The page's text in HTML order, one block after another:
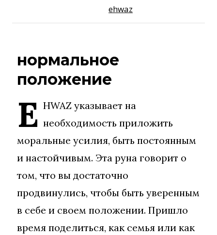
ehwaz
нормальное
положение
E HWAZ указывает на
необходимость приложить
моральные усилия, быть постоянным
и настойчивым. Эта руна говорит о
том, что вы достаточно
продвинулись, чтобы быть уверенным
в себе и своем положении. Пришло
время поделиться, как семья или как